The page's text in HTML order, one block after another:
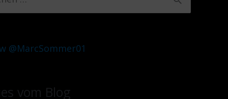
@MarcSommer01
vom Blog